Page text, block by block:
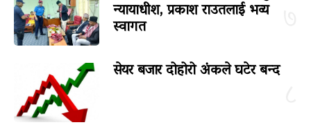
न्यायाधीश, प्रकाश राउतलाई भव्य
स्वागत
सेयर बजार दोहोरो अंकले घटेर बन्द